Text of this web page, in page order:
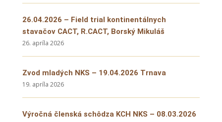
26.04.2026 – Field trial kontinentálnych
stavačov CACT, R.CACT, Borský Mikuláš
26. apríla 2026
Zvod mladých NKS – 19.04.2026 Trnava
19. apríla 2026
Výročná členská schôdza KCH NKS – 08.03.2026